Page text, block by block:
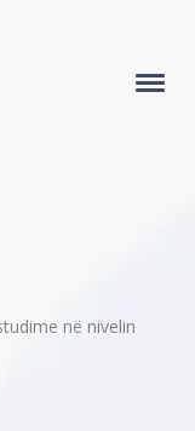
në nivelin